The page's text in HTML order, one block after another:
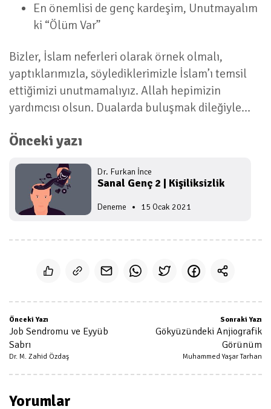
En önemlisi de genç kardeşim, Unutmayalım
ki “Ölüm Var”
Bizler, İslam neferleri olarak örnek olmalı,
yaptıklarımızla, söylediklerimizle İslam’ı temsil
ettiğimizi unutmamalıyız. Allah hepimizin
yardımcısı olsun. Dualarda buluşmak dileğiyle…
Önceki yazı
Önceki Yazı
Job Sendromu ve Eyyüb
Sabrı
Dr. M. Zahid Özdaş
Sonraki Yazı
Gökyüzündeki Anjiografik
Görünüm
Muhammed Yaşar Tarhan
Yorumlar